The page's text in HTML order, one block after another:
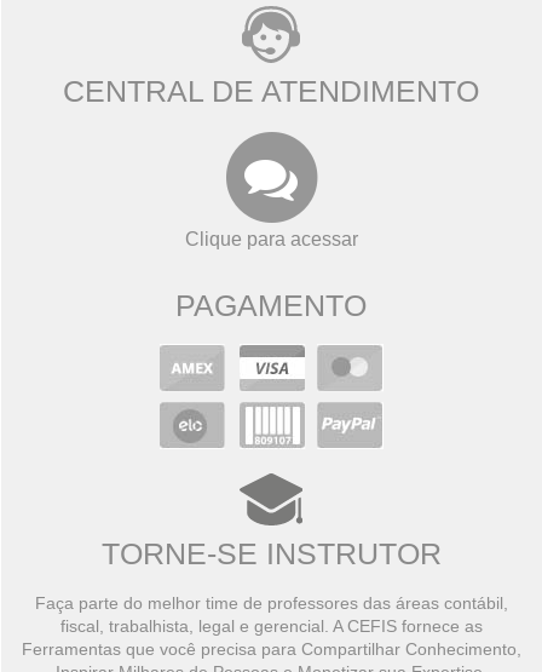
CENTRAL DE ATENDIMENTO
Clique para acessar
PAGAMENTO
TORNE-SE INSTRUTOR
Faça parte do melhor time de professores das áreas contábil,
fiscal, trabalhista, legal e gerencial. A CEFIS fornece as
Ferramentas que você precisa para Compartilhar Conhecimento,